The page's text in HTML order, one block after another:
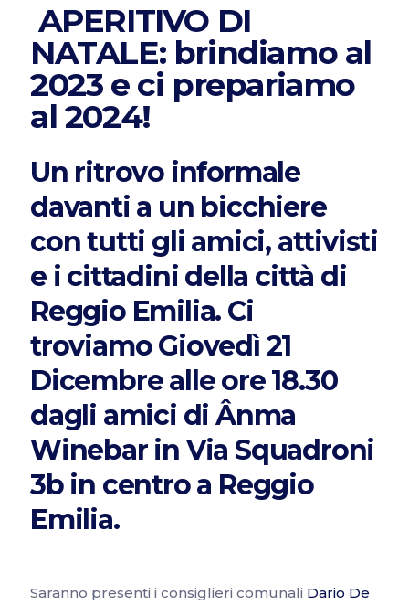
APERITIVO DI
NATALE: brindiamo al
2023 e ci prepariamo
al 2024!
Un ritrovo informale
davanti a un bicchiere
con tutti gli amici, attivisti
e i cittadini della città di
Reggio Emilia. Ci
troviamo Giovedì 21
Dicembre alle ore 18.30
dagli amici di Ânma
Winebar in Via Squadroni
3b in centro a Reggio
Emilia.
Saranno presenti i consiglieri comunali Dario De